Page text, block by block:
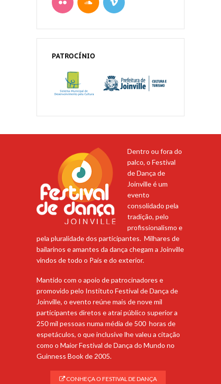
PATROCÍNIO
Dentro ou fora do
palco, o Festival
de Dança de
Joinville é um
evento
consolidado pela
tradição, pelo
profissionalismo e
pela pluralidade dos participantes. Milhares de
bailarinos e amantes da dança chegam a Joinville
vindos de todo o País e do exterior.
Mantido com o apoio de patrocinadores e
promovido pelo Instituto Festival de Dança de
Joinville, o evento reúne mais de nove mil
participantes diretos e atrai público superior a
250 mil pessoas numa média de 500 horas de
espetáculos, o que inclusive lhe valeu a citação
como o Maior Festival de Dança do Mundo no
Guinness Book de 2005.
CONHEÇA O FESTIVAL DE DANÇA